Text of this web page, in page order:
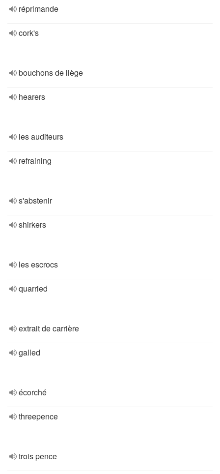
réprimande
cork's
bouchons de liège
hearers
les auditeurs
refraining
s'abstenir
shirkers
les escrocs
quarried
extrait de carrière
galled
écorché
threepence
trois pence